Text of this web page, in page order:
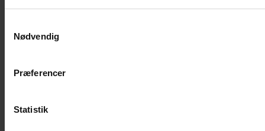
Nødvendig
Præferencer
Statistik
Cookiepolitik